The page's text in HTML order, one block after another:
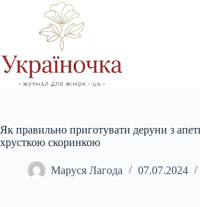
Як правильно приготувати деруни з
хрусткою скоринкою
Маруся Лагода 07.07.2024